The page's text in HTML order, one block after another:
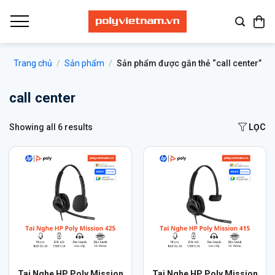
qua
Trang chủ / Sản phẩm / Sản phẩm được gắn thẻ “call center”
call center
Showing all 6 results LỌC
Sản
Sản